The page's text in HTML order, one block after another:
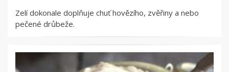
Zelí dokonale doplňuje chuť hovězího, zvěřiny a nebo
pečené drůbeže.